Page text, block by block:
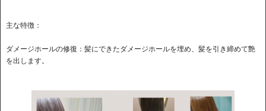
主な特徴：
ダメージホールの修復：​髪にできたダメージホールを埋め、髪を引き締めて艶
を出します。 ​